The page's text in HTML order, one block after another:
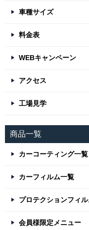
車種サイズ
料金表
WEBキャンペーン
アクセス
工場見学
商品一覧
カーコーティング一覧
カーフィルム一覧
プロテクションフィ
会員様限定メニュー